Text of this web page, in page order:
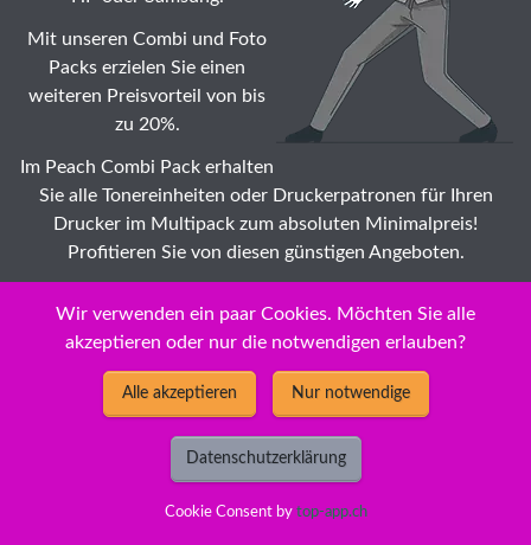
Mit unseren Combi und Foto
Packs erzielen Sie einen
weiteren Preisvorteil von bis
zu 20%.
Im Peach Combi Pack erhalten
Sie alle Tonereinheiten oder Druckerpatronen für Ihren
Drucker im Multipack zum absoluten Minimalpreis!
Profitieren Sie von diesen günstigen Angeboten.
Druckerpatronen günstig Modell zu Dauertiefstpreisen /
Impeachment
2026 © New Economy GmbH
Wir verwenden ein paar Cookies. Möchten Sie alle
akzeptieren oder nur die notwendigen erlauben?
Alle akzeptieren Nur notwendige
Datenschutzerklärung
Cookie Consent by top-app.ch